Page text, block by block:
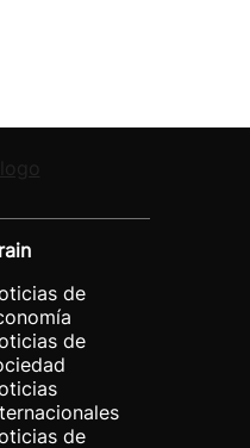
de
de
de